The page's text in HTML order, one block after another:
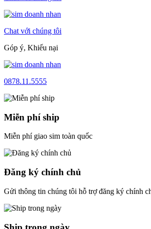
Chat với chúng tôi
Góp ý, Khiếu nại
0878.11.5555
Miễn phí ship
Miễn phí giao sim toàn quốc
Đăng ký chính chủ
Gửi thông tin chúng tôi hỗ trợ đăng ký chính